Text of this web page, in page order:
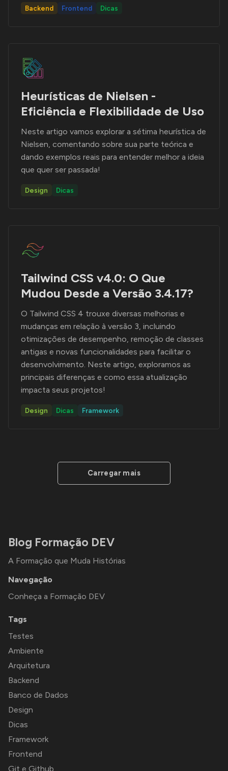
Backend Frontend Dicas
Heurísticas de Nielsen -
Eficiência e Flexibilidade de Uso
Neste artigo vamos explorar a sétima heurística de
Nielsen, comentando sobre sua parte teórica e
dando exemplos reais para entender melhor a ideia
que quer ser passada!
Design Dicas
Tailwind CSS v4.0: O Que
Mudou Desde a Versão 3.4.17?
O Tailwind CSS 4 trouxe diversas melhorias e
mudanças em relação à versão 3, incluindo
otimizações de desempenho, remoção de classes
antigas e novas funcionalidades para facilitar o
desenvolvimento. Neste artigo, exploramos as
principais diferenças e como essa atualização
impacta seus projetos!
Design Dicas Framework
Carregar mais
Blog Formação DEV
A Formação que Muda Histórias
Navegação
Conheça a Formação DEV
Tags
Testes
Ambiente
Arquitetura
Backend
Banco de Dados
Design
Dicas
Framework
Frontend
Git e Github